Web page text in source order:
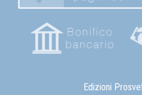
Edizioni